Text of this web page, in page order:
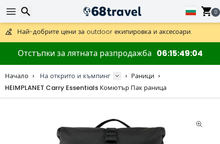
0
Предлага се и DHL Express за една нощ.
30 дни за връщане, 90 дни за дървени карти и декорации.
Най-добрите цени за outdoor екипировка и аксесоари.
Отстъпки за лятната разпродажба 06154904
Начало На открито и къмпинг
Раници
HEIMPLANET Carry Essentials Комютър Пак раница
Търсене